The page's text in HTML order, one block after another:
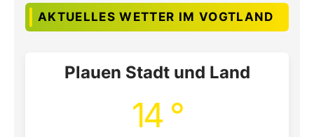
AKTUELLES WETTER IM VOGTLAND
Plauen Stadt und Land
14 °